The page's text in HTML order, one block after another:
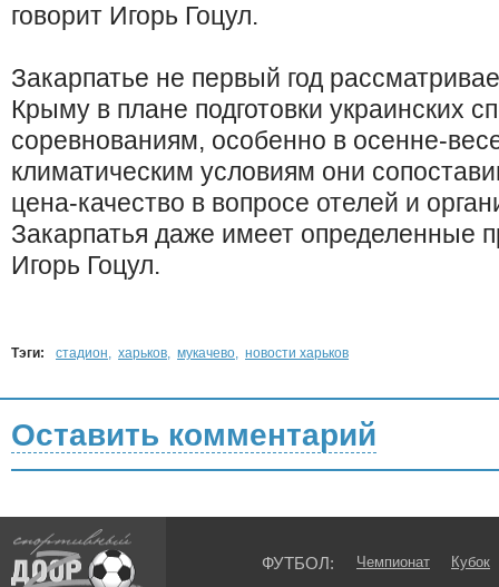
говорит Игорь Гоцул.
Закарпатье не первый год
Крыму в плане подготовки украинских
соревнованиям, особенно в осенне-
климатическим условиям они
цена-качество в вопросе отелей и
Закарпатья даже имеет определенные
Игорь Гоцул.
Тэги: стадион, харьков, мукачево, новости харьков
Оставить комментарий
ФУТБОЛ: Чемпионат Кубок